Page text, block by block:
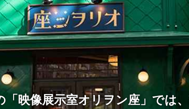
「映像展示室オリヲン座」では